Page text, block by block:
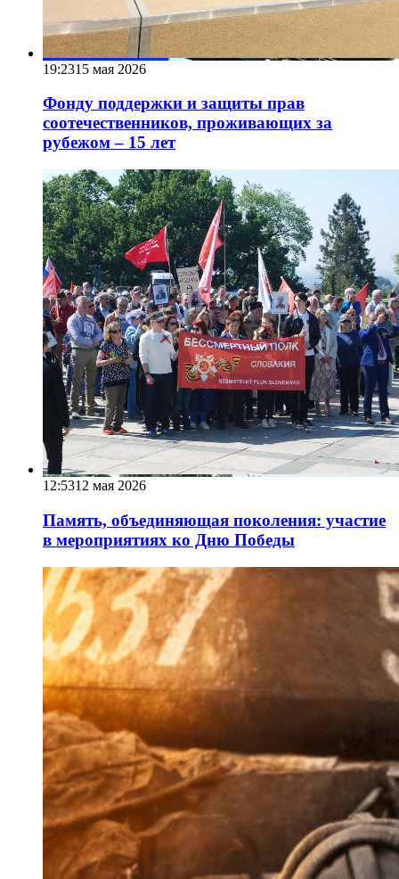
19:2315 мая 2026
Фонду поддержки и защиты прав
соотечественников, проживающих за
рубежом – 15 лет
12:5312 мая 2026
Память, объединяющая поколения: участие
в мероприятиях ко Дню Победы